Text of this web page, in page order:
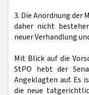
3. Die Anordnung der
daher nicht
neuer Verhandlung
Mit Blick auf die
StPO hebt der
Angeklagten auf. Es
die neue